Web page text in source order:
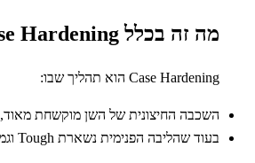
מה זה בכלל Case Hardening?
Case Hardening הוא תהליך שבו:
השכבה החיצונית של השן מוקשחת מאוד,
בעוד שהליבה הפנימית נשארת Tough וגמישה יחסית.